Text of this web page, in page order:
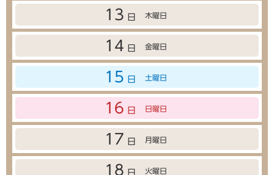
13 日 木曜日
14 日 金曜日
15 日 土曜日
16 日 日曜日
17 日 月曜日
18 日 火曜日